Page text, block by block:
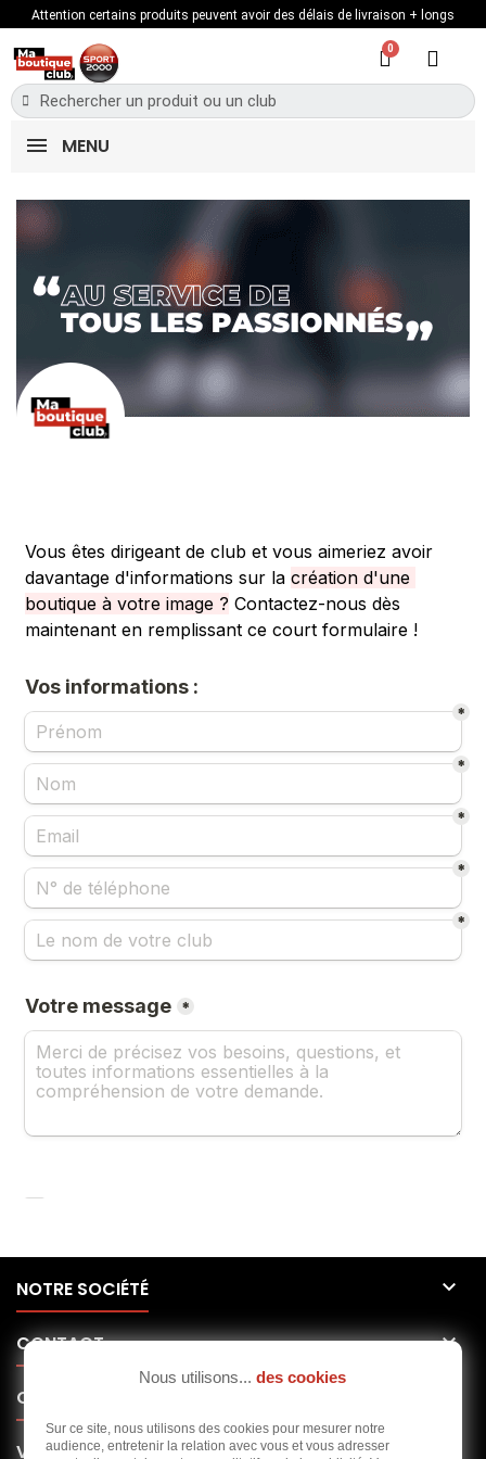
Attention certains produits peuvent avoir des délais de livraison + longs
MENU
NOTRE SOCIÉTÉ 
CONTACT 
CLUBS
VOTRE COMPTE
Nous utilisons... des cookies
Sur ce site, nous utilisons des cookies pour mesurer notre
audience, entretenir la relation avec vous et vous adresser